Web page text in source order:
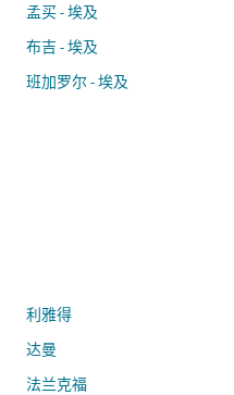
孟买 - 埃及
布吉 - 埃及
班加罗尔 - 埃及
利雅得
达曼
法兰克福